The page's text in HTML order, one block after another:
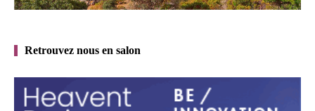
Retrouvez nous en salon